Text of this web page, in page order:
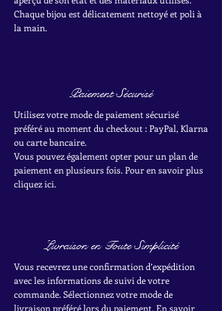
Chaque bijou est délicatement nettoyé et poli à
la main.
Paiement Sécurisé
Utilisez votre mode de paiement sécurisé
préféré au moment du checkout : PayPal, Klarna
ou carte bancaire.
Vous pouvez également opter pour un plan de
paiement en plusieurs fois. Pour en savoir plus
cliquez ici.
Livraison en Toute Simplicité
Vous recevrez une confirmation d’expédition
avec les informations de suivi de votre
commande. Sélectionnez votre mode de
livraison préféré lors du paiement. En savoir